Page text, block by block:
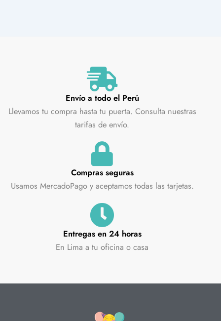
Envío a todo el Perú
Llevamos tu compra hasta tu puerta. Consulta nuestras
tarifas de envío.
Compras seguras
Usamos MercadoPago y aceptamos todas las tarjetas.
Entregas en 24 horas
En Lima a tu oficina o casa